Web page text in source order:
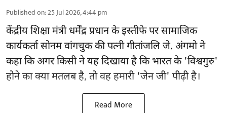
Published on:25 Jul 2026, 4:44 pm
केंद्रीय शिक्षा मंत्री धर्मेंद्र प्रधान के इस्तीफे पर सामाजिक
कार्यकर्ता सोनम वांगचुक की पत्नी गीतांजलि जे. अंगमो ने
कहा कि अगर किसी ने यह दिखाया है कि भारत के 'विश्वगुरु'
होने का क्या मतलब है, तो वह हमारी 'जेन जी' पीढ़ी है।
Read More